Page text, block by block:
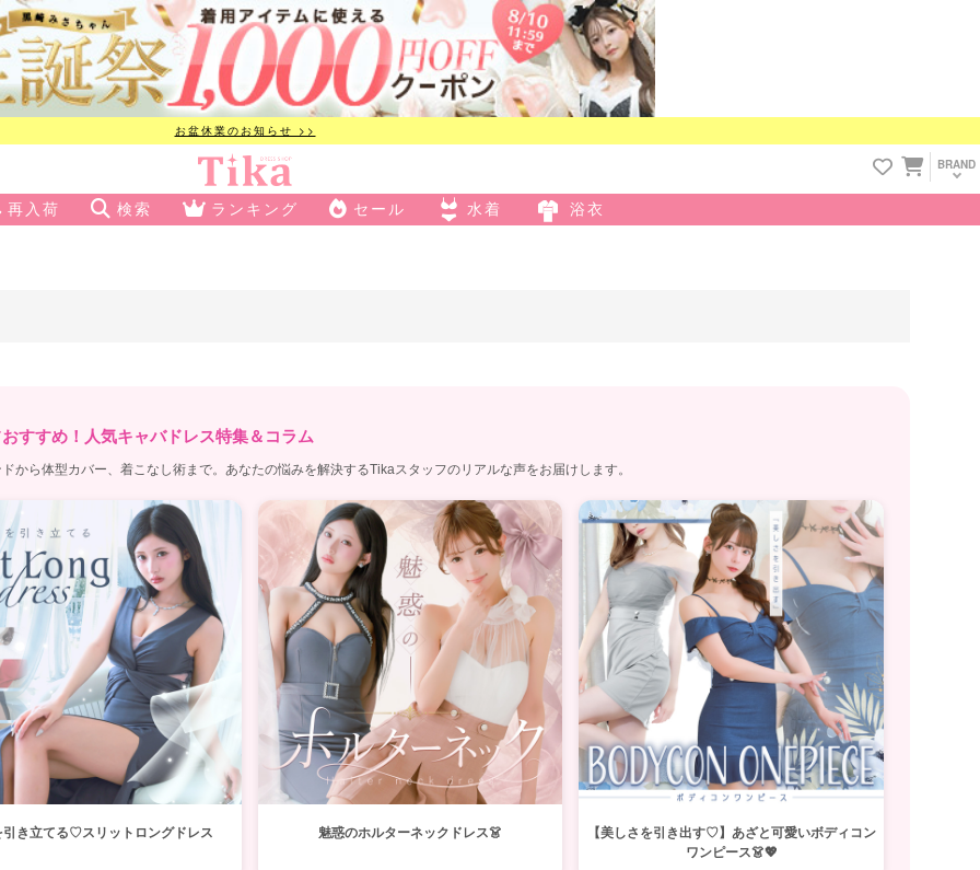
お盆休業のお知らせ >>
BRAND
再入荷 検索 ランキング セール 水着 浴衣
すすめ！人気キャバドレス特集＆コラム
から体型カバー、着こなし術まで。あなたの悩みを解決するTikaスタッフのリアルな声をお届けします。
引き立てる♡スリットロングドレス 魅惑のホルターネックドレス👗
【美しさを引き出す♡】あざと可愛いボディコン
ワンピース👗💖